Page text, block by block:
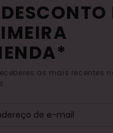
as mais recentes